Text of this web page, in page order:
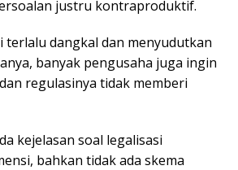
justru kontraproduktif.
terlalu dangkal dan menyudutkan
banyak pengusaha juga ingin
regulasinya tidak memberi
kejelasan soal legalisasi
bahkan tidak ada skema